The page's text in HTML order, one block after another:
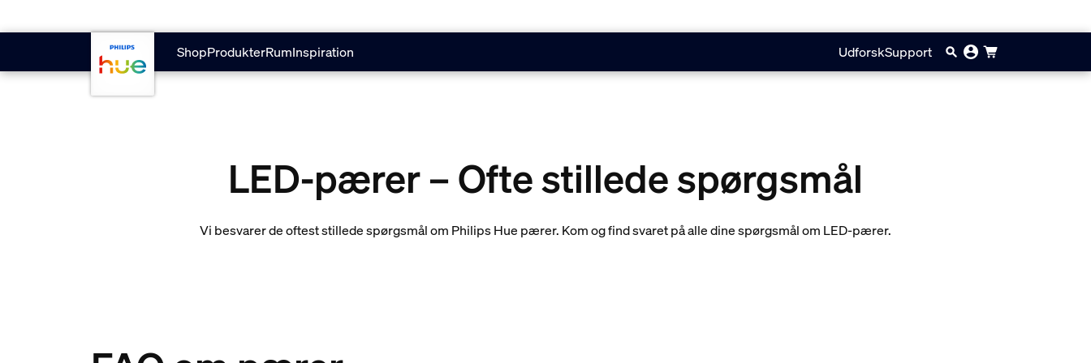
ShopProdukterRumInspiration UdforskSupport
LED-pærer – Ofte stillede spørgsmål
Vi besvarer de oftest stillede spørgsmål om Philips Hue pærer. Kom og find svaret på alle dine spørgsmål om LED-pærer.